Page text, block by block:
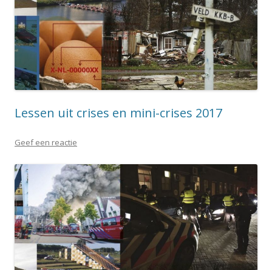
Lessen uit crises en mini-crises 2017
Geef een reactie